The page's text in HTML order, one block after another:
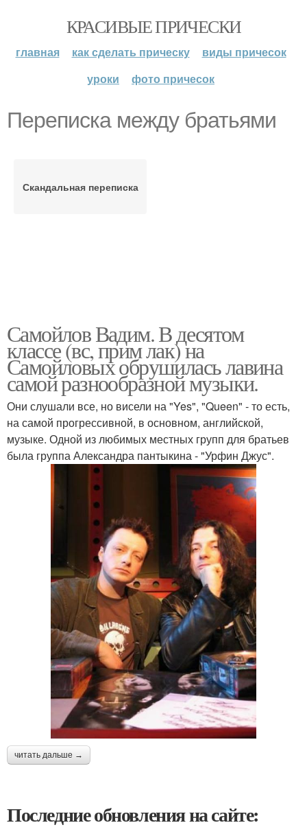
КРАСИВЫЕ ПРИЧЕСКИ
главная как сделать прическу
виды причесок
уроки
фото причесок
Переписка между братьями
Скандальная переписка
Самойлов Вадим. В десятом
классе (вс, прим лак) на
Самойловых обрушилась лавина
самой разнообразной музыки.
Они слушали все, но висели на "Yes", "Queen" - то есть,
на самой прогрессивной, в основном, английской,
музыке. Одной из любимых местных групп для братьев
была группа Александра пантыкина - "Урфин Джус".
читать дальше →
Последние обновления на сайте: